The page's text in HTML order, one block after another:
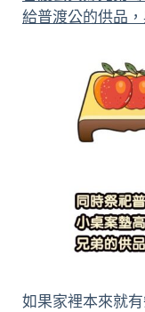
給普渡公的供品
如果家裡本來就有